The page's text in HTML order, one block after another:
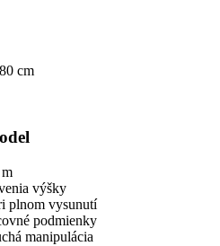
cm
výšky
plnom vysunutí
podmienky
manipulácia